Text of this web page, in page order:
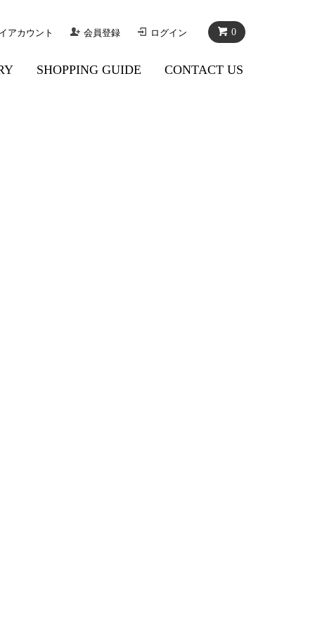
0
アカウント 会員登録 ログイン
SHOPPING GUIDE CONTACT US